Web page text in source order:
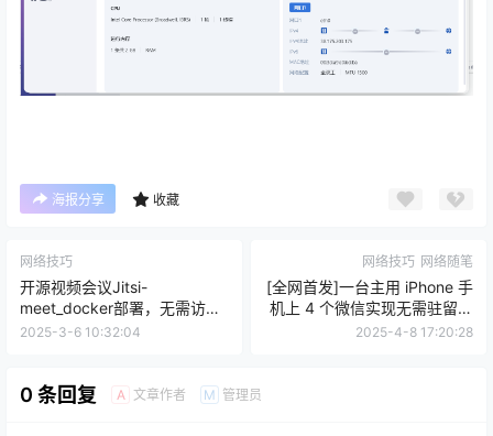
海报分享 收藏
网络技巧
开源视频会议Jitsi-
meet_docker部署，无需访问
github和docker官方镜像源
2025-3-6 10:32:04
网络技巧 网络随笔
[全网首发]一台主用 iPhone 手
机上 4 个微信实现无需驻留手
机后台接收消息提醒。
2025-4-8 17:20:28
0 条回复 A 文章作者 M 管理员